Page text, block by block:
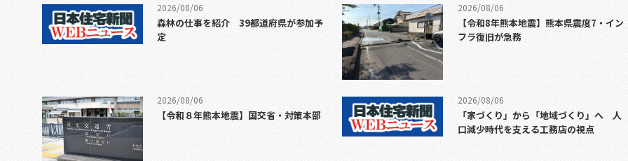
2026/08/06
森林の仕事を紹介 39都道府県が参加予
定
2026/08/06
【令和8年熊本地震】熊本県震度7・イン
フラ復旧が急務
2026/08/06
【令和８年熊本地震】国交省・対策本部
2026/08/06
「家づくり」から「地域づくり」へ 人
口減少時代を支える工務店の視点